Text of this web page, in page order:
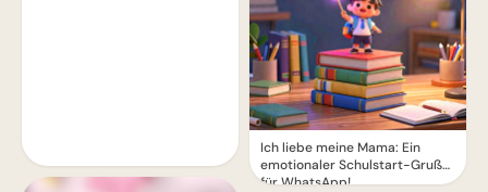
Ich liebe meine Mama: Ein
emotionaler Schulstart-Gruß
für WhatsApp!